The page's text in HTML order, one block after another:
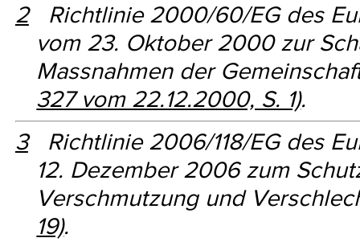
2Richtlinie 2000/60/EG des
vom 23. Oktober 2000 zur
Massnahmen der
327 vom 22.12.2000, S. 1).
3Richtlinie 2006/118/EG des
12. Dezember 2006 zum
Verschmutzung und
19).